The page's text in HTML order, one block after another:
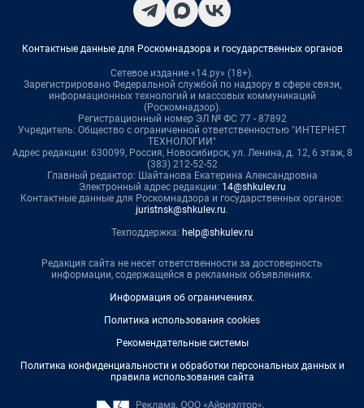
Контактные данные для Роскомнадзора и государственных органов
Сетевое издание «14.ру» (18+).
Зарегистрировано Федеральной службой по надзору в сфере связи,
информационных технологий и массовых коммуникаций
(Роскомнадзор).
Регистрационный номер ЭЛ № ФС 77 - 87892
Учредитель: Общество с ограниченной ответственностью "ИНТЕРНЕТ
ТЕХНОЛОГИИ"
Адрес редакции: 630099, Россия, Новосибирск, ул. Ленина, д. 12, 6 этаж, 8
(383) 212-52-52
Главный редактор: Шайтанова Екатерина Александровна
Электронный адрес редакции: 14@shkulev.ru
Контактные данные для Роскомнадзора и государственных органов:
juristnsk@shkulev.ru.
Техподдержка: help@shkulev.ru
Редакция сайта не несет ответственности за достоверность
информации, содержащейся в рекламных объявлениях.
Информация об ограничениях.
Политика использования cookies
Рекомендательные системы
Политика конфиденциальности и обработки персональных данных и
правила использования сайта